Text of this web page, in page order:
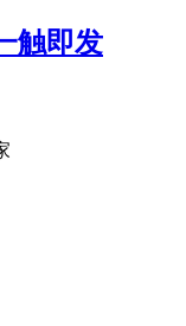
触即发